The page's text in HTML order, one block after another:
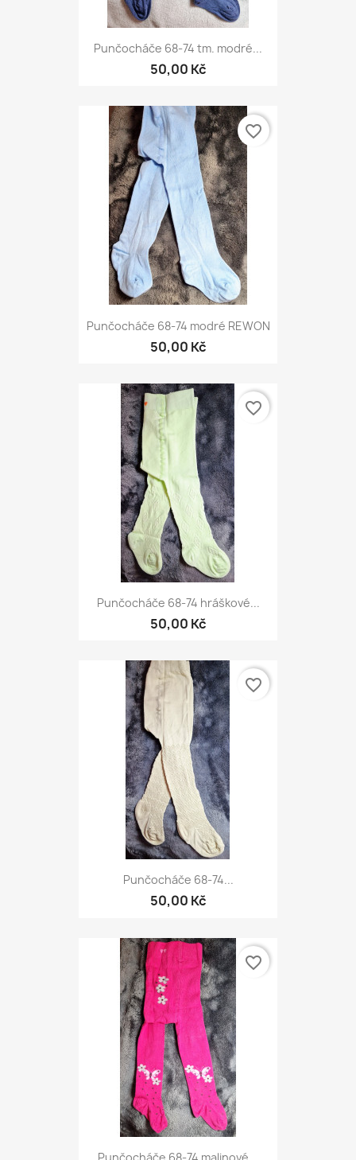
Punčocháče 68-74 tm. modré...
50,00 Kč
Punčocháče 68-74 modré REWON
50,00 Kč
favorite_border
Punčocháče 68-74 hráškové...
50,00 Kč
favorite_border
Punčocháče 68-74...
50,00 Kč
favorite_border
Punčocháče 68-74 malinové...
favorite_border